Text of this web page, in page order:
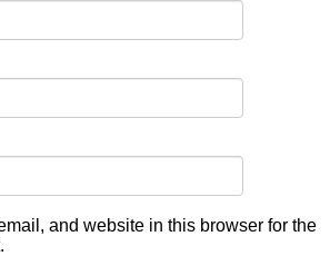
and website in this browser for the